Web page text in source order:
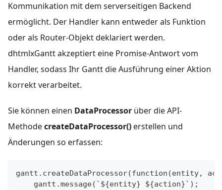
Kommunikation mit dem serverseitigen Backend
ermöglicht. Der Handler kann entweder als Funktion
oder als Router-Objekt deklariert werden.
dhtmlxGantt akzeptiert eine Promise-Antwort vom
Handler, sodass Ihr Gantt die Ausführung einer Aktion
korrekt verarbeitet.
Sie können einen DataProcessor über die API-
MethodecreateDataProcessor()erstellen und
Änderungen so erfassen:
gantt.createDataProcessor(function(entity,
    gantt.message(`${​entity} ${​action}`);